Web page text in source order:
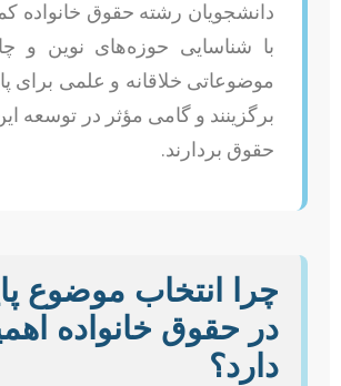
دانشجویان رشته حقوق خانواده
با شناسایی حوزه‌های نوین و
موضوعاتی خلاقانه و علمی برای
برگزینند و گامی مؤثر در توسعه
حقوق بردارند.
چرا انتخاب موضوع
در حقوق خانواده
دارد؟